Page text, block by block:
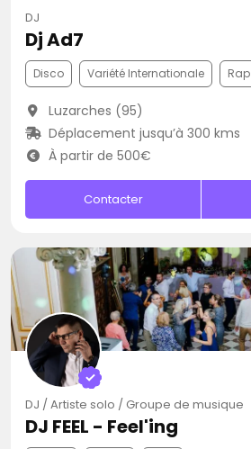
DJ
Dj Ad7
Disco Variété Internationale Rap
Luzarches (95)
Déplacement jusqu’à 300 kms
À partir de 500€
Contacter
DJ / Artiste solo / Groupe de musique
DJ FEEL - Feel'ing